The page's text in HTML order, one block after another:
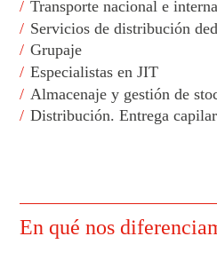
Transporte nacional e
Servicios de distribución
Grupaje
Especialistas en JIT
Almacenaje y gestión de
Distribución. Entrega capilar
En qué nos